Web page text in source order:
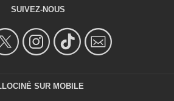
SUIVEZ-NOUS
SUR MOBILE